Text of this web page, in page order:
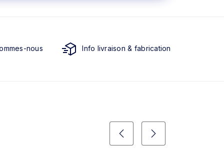
nous Info livraison & fabrication